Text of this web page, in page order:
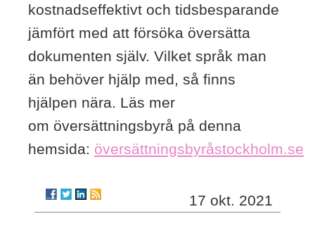
kostnadseffektivt och tidsbesparande
jämfört med att försöka översätta
dokumenten själv. Vilket språk man
än behöver hjälp med, så finns
hjälpen nära. Läs mer
om översättningsbyrå på denna
hemsida: översättningsbyråstockholm.se
17 okt. 2021